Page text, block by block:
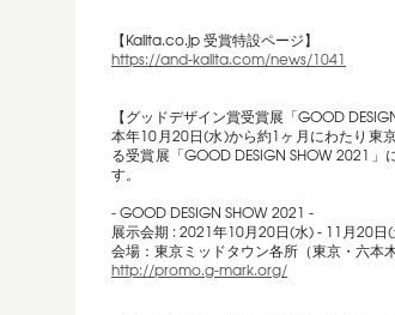
【Kalita.co.jp 受賞特設ページ】
https://and-kalita.com/news/1041
【グッドデザイン賞受賞展「GOOD
本年10月20日(水)から約1ヶ月にわたり東
る受賞展「GOOD DESIGN SHOW 2021」
す。
- GOOD DESIGN SHOW 2021 -
展示会期 : 2021年10月20日(水) - 11月20日
会場：東京ミッドタウン各所（東京・六本木
http://promo.g-mark.org/